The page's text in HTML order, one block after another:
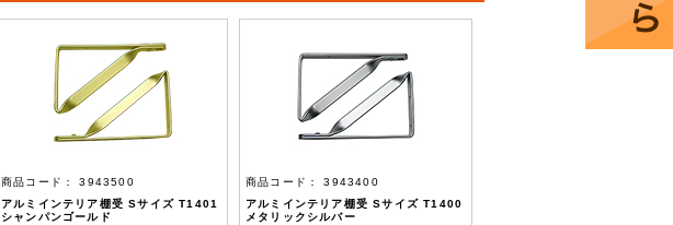
商品コード： 3943500
アルミインテリア棚受 Sサイズ T1401
シャンパンゴールド
商品コード： 3943400
アルミインテリア棚受 Sサイズ T1400
メタリックシルバー